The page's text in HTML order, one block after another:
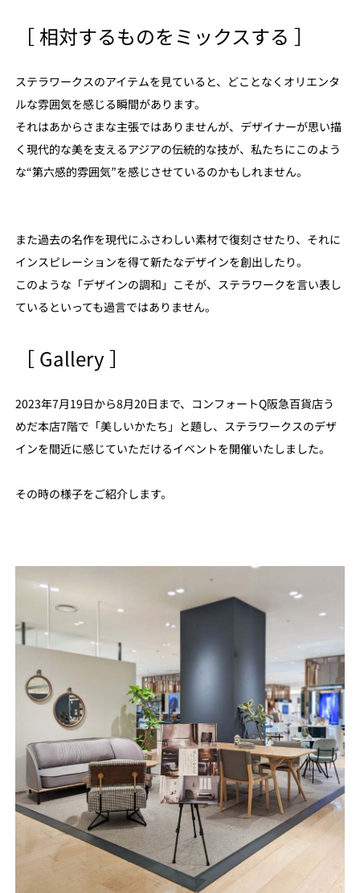
［ 相対するものをミックスする ］
ステラワークスのアイテムを見ていると、どことなくオリエンタ
ルな雰囲気を感じる瞬間があります。
それはあからさまな主張ではありませんが、デザイナーが思い描
く現代的な美を支えるアジアの伝統的な技が、私たちにこのよう
な“第六感的雰囲気”を感じさせているのかもしれません。
また過去の名作を現代にふさわしい素材で復刻させたり、それに
インスピレーションを得て新たなデザインを創出したり。
このような「デザインの調和」こそが、ステラワークを言い表し
ているといっても過言ではありません。
［ Gallery ］
2023年7月19日から8月20日まで、コンフォートQ阪急百貨店う
めだ本店7階で「美しいかたち」と題し、ステラワークスのデザ
インを間近に感じていただけるイベントを開催いたしました。
その時の様子をご紹介します。